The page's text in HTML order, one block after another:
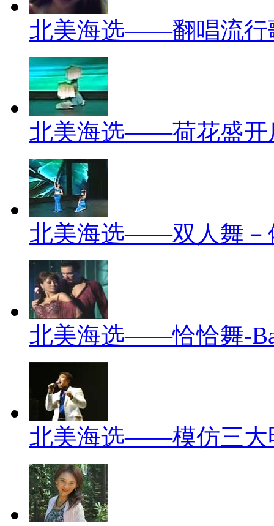
北美海选——翻唱流行
北美海选——荷花盛开
北美海选——双人舞－
北美海选——恰恰舞-
北美海选——模仿三大